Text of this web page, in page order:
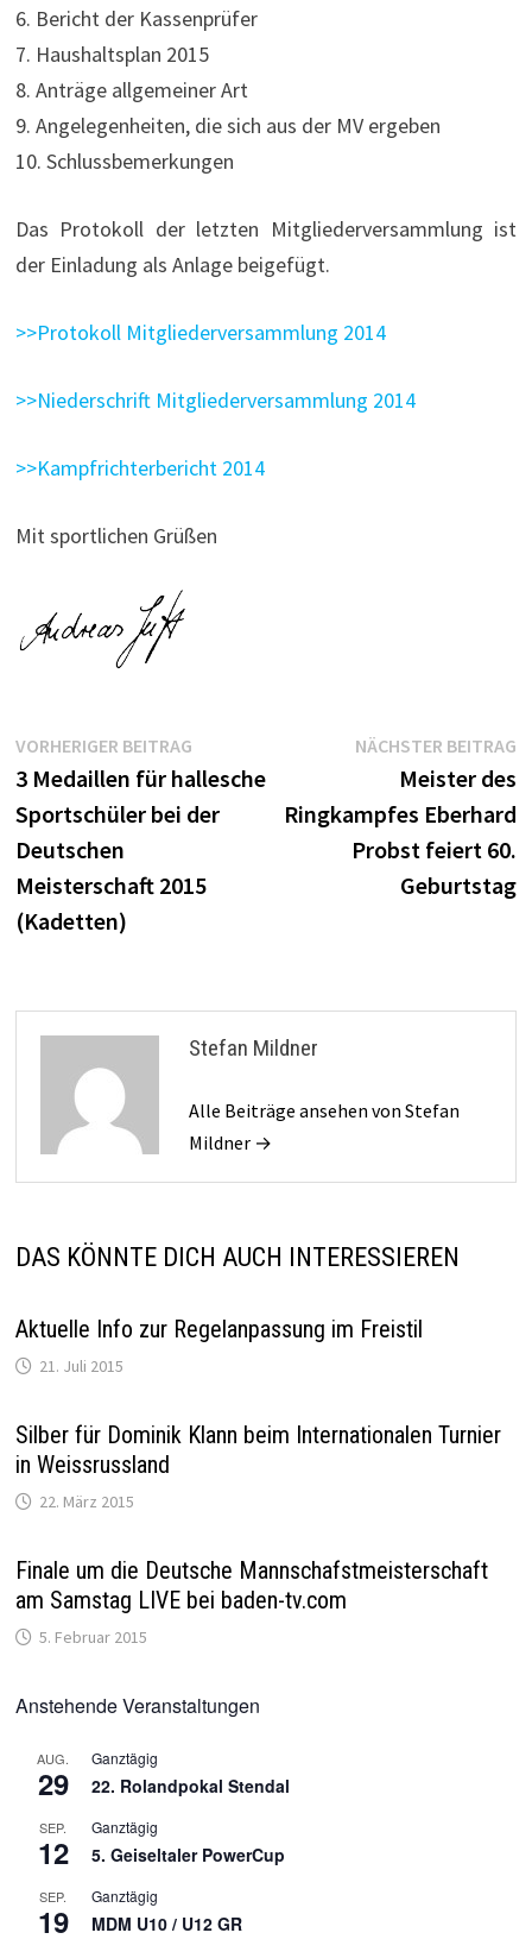
6. Bericht der Kassenprüfer
7. Haushaltsplan 2015
8. Anträge allgemeiner Art
9. Angelegenheiten, die sich aus der MV ergeben
10. Schlussbemerkungen
Das Protokoll der letzten Mitgliederversammlung ist
der Einladung als Anlage beigefügt.
>>Protokoll Mitgliederversammlung 2014
>>Niederschrift Mitgliederversammlung 2014
>>Kampfrichterbericht 2014
Mit sportlichen Grüßen
Beitragsnavigation
VORHERIGER BEITRAGVorheriger
Beitrag:
3 Medaillen für hallesche
Sportschüler bei der
Deutschen
Meisterschaft 2015
(Kadetten)
NÄCHSTER BEITRAG
Meister des
Ringkampfes Eberhard
Probst feiert 60.
Geburtstag
Stefan Mildner
Alle Beiträge ansehen von Stefan
Mildner →
DAS KÖNNTE DICH AUCH INTERESSIEREN
Aktuelle Info zur Regelanpassung im Freistil
21. Juli 2015
Silber für Dominik Klann beim Internationalen Turnier
in Weissrussland
22. März 2015
Finale um die Deutsche Mannschafstmeisterschaft
am Samstag LIVE bei baden-tv.com
5. Februar 2015
Anstehende Veranstaltungen
AUG.
29
Ganztägig
22. Rolandpokal Stendal
SEP.
12
Ganztägig
5. Geiseltaler PowerCup
SEP.
19
Ganztägig
MDM U10 / U12 GR